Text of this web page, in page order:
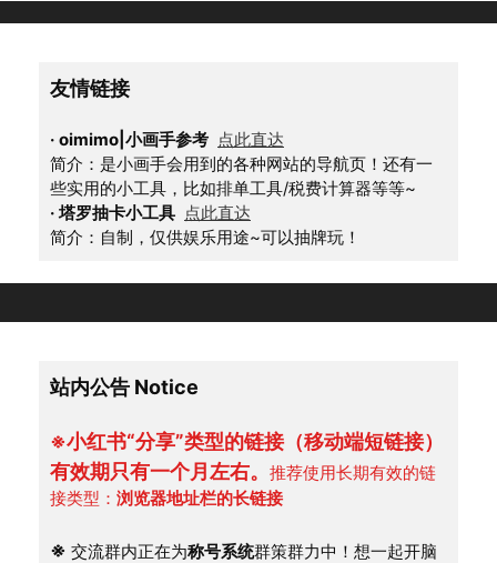
友情链接
· oimimo|小画手参考 点此直达
简介：是小画手会用到的各种网站的导航页！还有一
些实用的小工具，比如排单工具/税费计算器等等~
· 塔罗抽卡小工具 点此直达
简介：自制，仅供娱乐用途~可以抽牌玩！
站内公告 Notice
※小红书“分享”类型的链接（移动端短链接）
有效期只有一个月左右。 推荐使用长期有效的链
接类型： 浏览器地址栏的长链接
※ 交流群内正在为称号系统群策群力中！想一起开脑